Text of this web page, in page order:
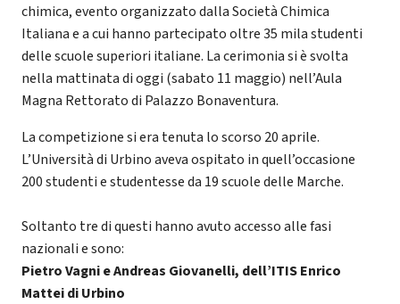
chimica, evento organizzato dalla Società Chimica
Italiana e a cui hanno partecipato oltre 35 mila studenti
delle scuole superiori italiane. La cerimonia si è svolta
nella mattinata di oggi (sabato 11 maggio) nell’Aula
Magna Rettorato di Palazzo Bonaventura.
La competizione si era tenuta lo scorso 20 aprile.
L’Università di Urbino aveva ospitato in quell’occasione
200 studenti e studentesse da 19 scuole delle Marche.
Soltanto tre di questi hanno avuto accesso alle fasi
nazionali e sono:
Pietro Vagni e Andreas Giovanelli, dell’ITIS Enrico
Mattei di Urbino